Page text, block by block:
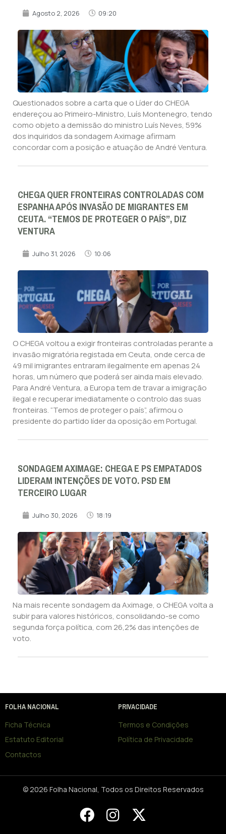
Agosto 2, 2026 09:20
Questionados sobre a carta que o Líder do CHEGA
endereçou ao Primeiro-Ministro, Luís Montenegro, tendo
como objeto a demissão do ministro Luís Neves, 59%
dos inquiridos da sondagem Aximage afirmam
concordar com a posição e atuação de André Ventura.
CHEGA QUER FRONTEIRAS CONTROLADAS COM
ESPANHA APÓS INVASÃO DE MIGRANTES EM
CEUTA. “TEMOS DE PROTEGER O PAÍS”, DIZ
VENTURA
Julho 31, 2026 10:06
O CHEGA voltou a exigir fronteiras controladas perante a
invasão migratória registada em Ceuta, onde cerca de
49 mil imigrantes entraram ilegalmente em apenas 24
horas, um número que poderá ser ainda mais elevado.
Para André Ventura, a Europa tem de travar a imigração
ilegal e recuperar imediatamente o controlo das suas
fronteiras. “Temos de proteger o país”, afirmou o
presidente do partido líder da oposição em Portugal.
SONDAGEM AXIMAGE: CHEGA E PS EMPATADOS
LIDERAM INTENÇÕES DE VOTO. PSD EM
TERCEIRO LUGAR
Julho 30, 2026 18:19
Na mais recente sondagem da Aximage, o CHEGA volta a
subir para valores históricos, consolidando-se como
segunda força política, com 26,2% das intenções de
voto.
FOLHA NACIONAL
Ficha Técnica
Estatuto Editorial
Contactos
PRIVACIDADE
Termos e Condições
Política de Privacidade
© 2026 Folha Nacional, Todos os Direitos Reservados